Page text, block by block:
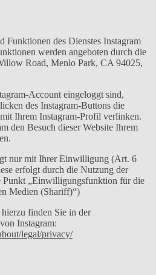
Funktionen des Dienstes Instagram
werden angeboten durch die
Road, Menlo Park, CA 94025,
Account eingeloggt sind,
des Instagram-Buttons die
Ihrem Instagram-Profil verlinken.
den Besuch dieser Website Ihrem
nur mit Ihrer Einwilligung (Art. 6
erfolgt durch die Nutzung der
Punkt „Einwilligungsfunktion für die
Medien (Shariff)“)
finden Sie in der
Instagram:
legal/privacy/